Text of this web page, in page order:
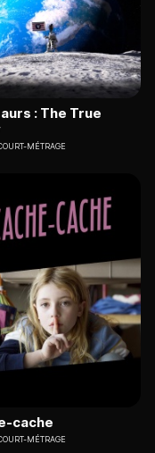
: The True
MÉTRAGE
cache
MÉTRAGE